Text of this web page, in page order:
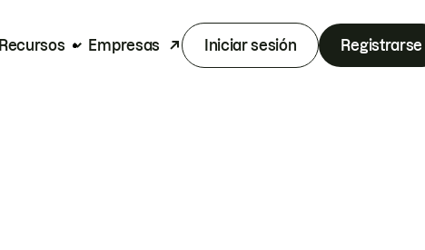
Recursos Empresas Iniciar sesión Registrarse